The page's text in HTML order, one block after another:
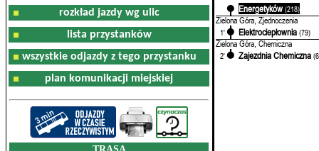
rozkład jazdy wg ulic
lista przystanków
wszystkie odjazdy z tego przystanku
plan komunikacji miejskiej
Energetyków (218)
Zielona Góra, Zjednoczenia
1' Elektrociepłownia (79)
Zielona Góra, Chemiczna
2' Zajezdnia Chemiczna